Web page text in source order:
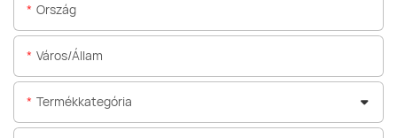
Ország
Város/állam
Termékkategória